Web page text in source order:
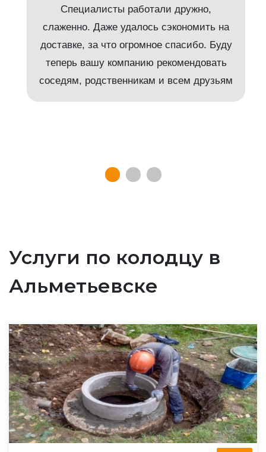
Специалисты работали дружно,
слаженно. Даже удалось сэкономить на
доставке, за что огромное спасибо. Буду
теперь вашу компанию рекомендовать
соседям, родственникам и всем друзьям
Услуги по колодцу в
Альметьевске